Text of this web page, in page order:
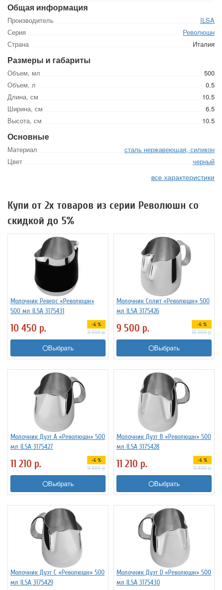
Общая информация
Производитель
ILSA
Серия
Революшн
Страна
Италия
Размеры и габариты
Объем, мл
500
Объем, л
0.5
Длина, см
10.5
Ширина, см
6.5
Высота, см
10.5
Основные
Материал
сталь нержавеющая, силикон
Цвет
черный
все характеристики
Купи от 2х товаров из серии Революшн со
скидкой до 5%
Молочник Реверс «Революшн»
500 мл ILSA 3175431
10 450 р. -6 %
11 000р.
Выбрать
Молочник Сплит «Революшн» 500
мл ILSA 3175426
9 500 р. -6 %
10 000р.
Выбрать
Молочник Дуэт A «Революшн» 500
мл ILSA 3175427
11 210 р. -6 %
11 800р.
Выбрать
Молочник Дуэт B «Революшн» 500
мл ILSA 3175428
11 210 р. -6 %
11 800р.
Выбрать
Молочник Дуэт C «Революшн» 500
мл ILSA 3175429
Молочник Дуэт D «Революшн» 500
мл ILSA 3175430